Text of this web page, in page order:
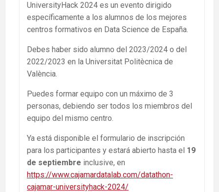
UniversityHack 2024 es un evento dirigido
específicamente a los alumnos de los mejores
centros formativos en Data Science de España.
Debes haber sido alumno del 2023/2024 o del
2022/2023 en la Universitat Politècnica de
València.
Puedes formar equipo con un máximo de 3
personas, debiendo ser todos los miembros del
equipo del mismo centro.
Ya está disponible el formulario de inscripción
para los participantes y estará abierto hasta el 19
de septiembre inclusive, en
https://www.cajamardatalab.com/datathon-
cajamar-universityhack-2024/